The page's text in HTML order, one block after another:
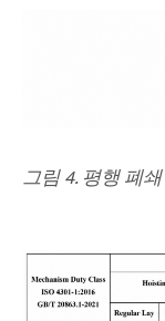
그림 4. 평행 폐